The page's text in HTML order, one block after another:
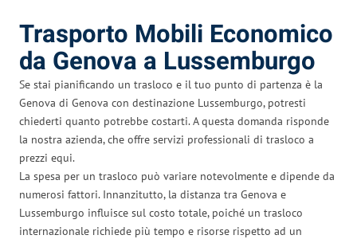
Trasporto Mobili Economico
da Genova a Lussemburgo
Se stai pianificando un trasloco e il tuo punto di partenza è la
Genova di Genova con destinazione Lussemburgo, potresti
chiederti quanto potrebbe costarti. A questa domanda risponde
la nostra azienda, che offre servizi professionali di trasloco a
prezzi equi.
La spesa per un trasloco può variare notevolmente e dipende da
numerosi fattori. Innanzitutto, la distanza tra Genova e
Lussemburgo influisce sul costo totale, poiché un trasloco
internazionale richiede più tempo e risorse rispetto ad un